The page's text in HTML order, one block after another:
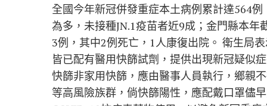
全國今年新冠併發重症本土病例累計達564
為多，未接種JN.1疫苗者近9成；金門縣本
3例，其中2例死亡，1人康復出院。 衛生局
皆已配有醫用快篩試劑，提供出現新冠疑似
快篩非家用快篩，應由醫事人員執行，鄉親
等高風險族群，倘快篩陽性，應配戴口罩儘